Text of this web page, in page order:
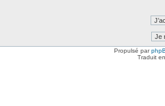
Propulsé par
Traduit